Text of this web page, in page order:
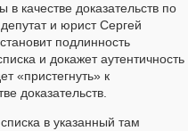
качестве доказательств по
и юрист Сергей
подлинность
и докажет аутентичность
«пристегнуть» к
доказательств.
в указанный там